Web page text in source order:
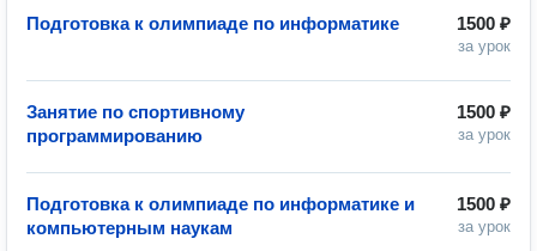
1500 ₽
за урок
Подготовка к олимпиаде по информатике
1500 ₽
за урок
Занятие по спортивному
программированию
1500 ₽
за урок
Подготовка к олимпиаде по информатике и
компьютерным наукам